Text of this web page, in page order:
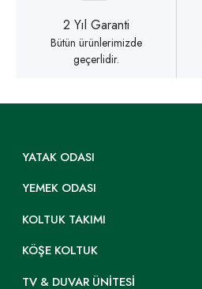
2 Yıl Garanti
Bütün ürünlerimizde
geçerlidir.
YATAK ODASI
YEMEK ODASI
KOLTUK TAKIMI
KÖŞE KOLTUK
TV & DUVAR ÜNITESI